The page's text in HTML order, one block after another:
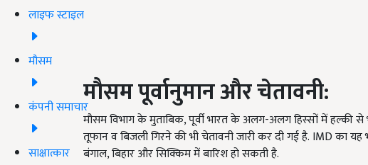
लाइफ स्टाइल
मौसम
कंपनी समाचार
साक्षात्कार
मौसम पूर्वानुमान और चेतावनी:
मौसम विभाग के मुताबिक, पूर्वी भारत के अलग-अलग हिस्सों में हल्की से
तूफान व बिजली गिरने की भी चेतावनी जारी कर दी गई है. IMDका यह
बंगाल, बिहार और सिक्किम में बारिश हो सकती है.